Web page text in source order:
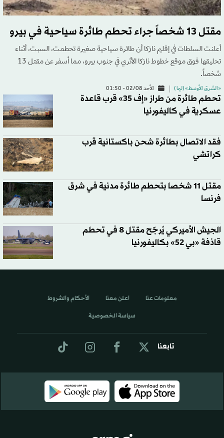
مقتل 13 شخصاً جراء تحطم طائرة سياحية في بيرو
أعلنت السلطات في إقليم نازكا أن طائرة سياحية صغيرة تحطمت، السبت، أثناء
تحليقها فوق موقع خطوط نازكا الأثري في جنوب بيرو، مما أسفر عن مقتل 13
شخصاً.
«الشرق الأوسط» (ليما ) الأحد 02/08 - 01:50
تحطم طائرة من طراز «إف 35» قرب قاعدة
عسكرية في كاليفورنيا
فقد الاتصال بطائرة شحن باكستانية قرب
كراتشي
مقتل 11 شخصا بتحطم طائرة مدنية في شرق
فرنسا
الجيش الأميركي يُرجّح مقتل 8 في تحطم
قاذفة «بي 52» بكاليفورنيا
تابعنا
معلومات عنا اعلن معنا الأحكام والشروط
سياسة الخصوصية